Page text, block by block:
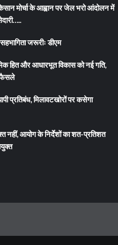
मोर्चा के आह्वान पर जेल भरो आंदोलन में
जरूरीः डीएम
हित और आधारभूत विकास को नई गति,
फैसले
प्रतिबंध, मिलावटखोरों पर कसेगा
नहीं, आयोग के निर्देशों का शत-प्रतिशत